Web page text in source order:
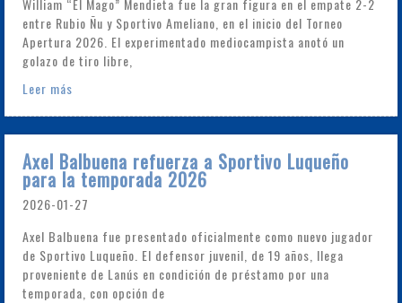
William “El Mago” Mendieta fue la gran figura en el empate 2-2
entre Rubio Ñu y Sportivo Ameliano, en el inicio del Torneo
Apertura 2026. El experimentado mediocampista anotó un
golazo de tiro libre,
Leer más
Axel Balbuena refuerza a Sportivo Luqueño
para la temporada 2026
2026-01-27
Axel Balbuena fue presentado oficialmente como nuevo jugador
de Sportivo Luqueño. El defensor juvenil, de 19 años, llega
proveniente de Lanús en condición de préstamo por una
temporada, con opción de